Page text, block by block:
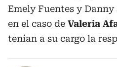
Emely Fuentes y
en el caso de Valeria
tenían a su cargo la